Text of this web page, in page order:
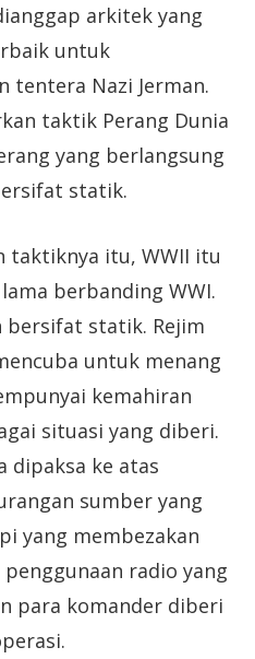
arkitek yang
untuk
tentera Nazi Jerman.
taktik Perang Dunia
yang berlangsung
statik.
taktiknya itu, WWII itu
berbanding WWI.
bersifat statik. Rejim
untuk menang
kemahiran
situasi yang diberi.
dipaksa ke atas
sumber yang
yang membezakan
radio yang
para komander diberi